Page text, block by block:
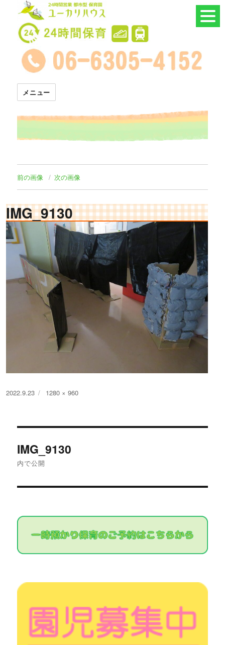
24時間託児所 ユーカリハウス
メニュー
前の画像 次の画像
IMG_9130
投
2022.9.23
フ
1280 × 960
稿
ゲ
ョ
ン
IMG_9130
内で公開